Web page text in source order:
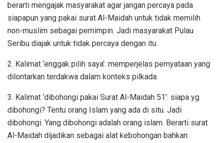
berarti mengajak masyarakat agar jangan percaya pada
siapapun yang pakai surat Al-Maidah untuk tidak memilih
non-muslim sebagai pemimpin. Jadi masyarakat Pulau
Seribu diajak untuk tidak percaya dengan itu.
2. Kalimat ‘enggak pilih saya’: memperjelas pernyataan yang
dilontarkan terdakwa dalam konteks pilkada.
3. Kalimat ‘dibohongi pakai Surat Al-Maidah 51’: siapa yg
dibohongi? Tentu orang Islam yang ada di situ. Jadi
dibohongi. Yang dibohongi adalah orang islam. Berarti surat
Al-Maidah dijadikan sebagai alat kebohongan bahkan